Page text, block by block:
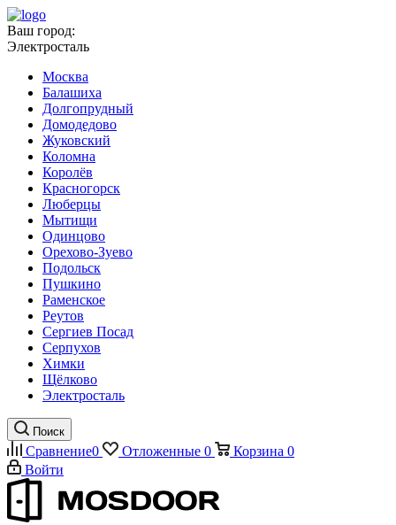
Ваш город:
Электросталь
Москва
Балашиха
Долгопрудный
Домодедово
Жуковский
Коломна
Королёв
Красногорск
Люберцы
Мытищи
Одинцово
Орехово-Зуево
Подольск
Пушкино
Раменское
Реутов
Сергиев Посад
Серпухов
Химки
Щёлково
Электросталь
Поиск
Сравнение0 Отложенные 0 Корзина 0
Войти